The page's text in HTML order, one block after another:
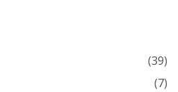
(39)
(7)